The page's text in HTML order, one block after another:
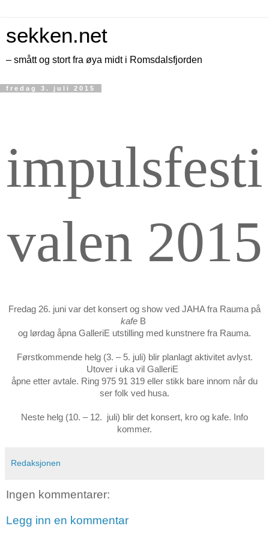
sekken.net
– smått og stort fra øya midt i Romsdalsfjorden
fredag 3. juli 2015
impulsfesti
valen 2015
Fredag 26. juni var det konsert og show ved JAHA fra Rauma på
kafe B
og lørdag åpna GalleriE utstilling med kunstnere fra Rauma.
Førstkommende helg (3. – 5. juli) blir planlagt aktivitet avlyst.
Utover i uka vil GalleriE
åpne etter avtale. Ring 975 91 319 eller stikk bare innom når du
ser folk ved husa.
Neste helg (10. – 12.
juli) blir det konsert, kro og kafe. Info
kommer.
Redaksjonen
Ingen kommentarer:
Legg inn en kommentar